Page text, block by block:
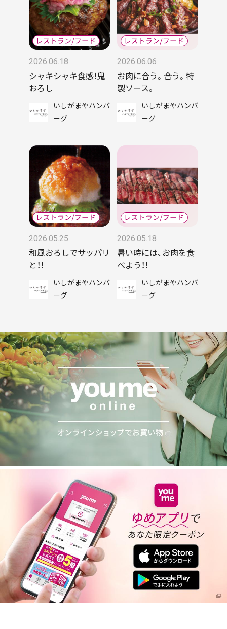
2026.06.18
シャキシャキ食感！鬼
おろし
いしがまやハンバ
ーグ
2026.06.06
お肉に合う。合う。特
製ソース。
いしがまやハンバ
ーグ
2026.05.25
和風おろしでサッパリ
と！！
いしがまやハンバ
ーグ
2026.05.18
暑い時には、お肉を食
べよう！！
いしがまやハンバ
ーグ